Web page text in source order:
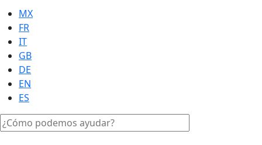
MX
FR
IT
GB
DE
EN
ES